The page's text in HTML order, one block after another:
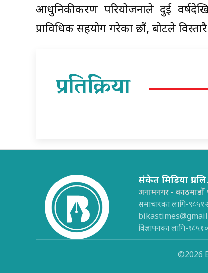
आधुनिकीकरण परियोजनाले दुई
प्राविधिक सहयोग गरेका छौं, बोटले
प्रतिक्रिया
संकेत मिडिया प्रा.लि.
अनामनगर - काठमाडौँ
समाचारका लागि-
विज्ञापनका लागि-
©2026